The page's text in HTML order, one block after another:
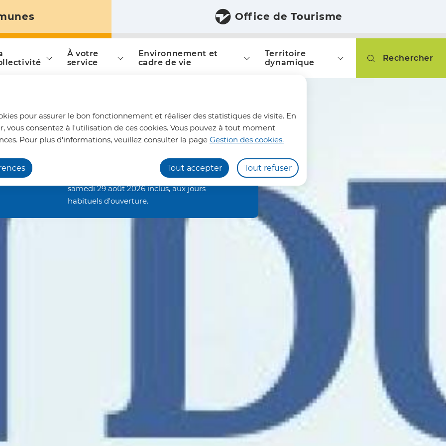
pour assurer le bon fonctionnement et réaliser des statistiques de visite. En
vous consentez à l'utilisation de ces cookies. Vous pouvez à tout moment
Pour plus d'informations, veuillez consulter la page Gestion des cookies.
Tout accepter Tout refuser
principal
déchèteries
Les déchèteries intercommunales de
Vermand, fonctionneront en horaires
aménagés : de 7h00 à 13h45, jusqu'au
samedi 29 août 2026 inclus, aux jours
habituels d'ouverture.
Office de Tourisme
À votre
service
Environnement et
cadre de vie
Territoire
dynamique
Rechercher